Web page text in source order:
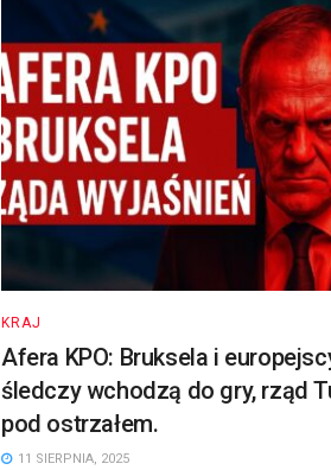
KRAJ
Afera KPO: Bruksela i
śledczy wchodzą do gry, rząd
pod ostrzałem.
11 SIERPNIA, 2025